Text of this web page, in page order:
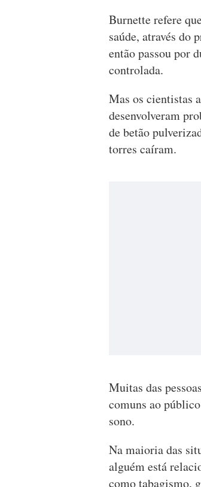
Burnette refere
saúde, através do
então passou por
controlada.
Mas os cientistas
desenvolveram
de betão
torres caíram.
Muitas das
comuns ao
sono.
Na maioria das
alguém está
como tabagismo,